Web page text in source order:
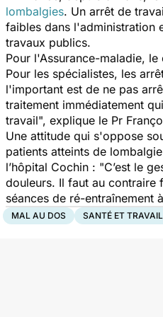
lombalgies. Un arrêt de
faibles dans l'administration
travaux publics.
Pour l'Assurance-maladie,
Pour les spécialistes, les
l'important est de ne pas
traitement immédiatement
travail", explique le Pr
Une attitude qui s'oppose
patients atteints de
l’hôpital Cochin : "C’est le
douleurs. Il faut au contraire
séances de ré-
MAL AU DOS SANTÉ ET TRAVAIL